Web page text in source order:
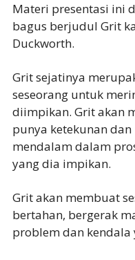
Materi presentasi ini
bagus berjudul Grit
Duckworth.
Grit sejatinya
seseorang untuk
diimpikan. Grit akan
punya ketekunan
mendalam dalam
yang dia impikan.
Grit akan membuat
bertahan, bergerak
problem dan kendala